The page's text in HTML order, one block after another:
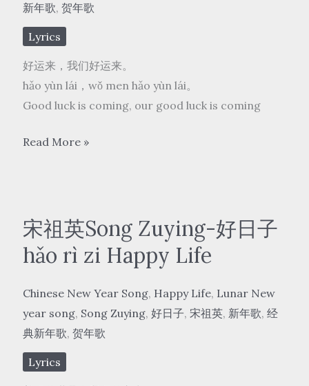
新年歌, 贺年歌
Lyrics
好运来，我们好运来。
hǎo yùn lái，wǒ men hǎo yùn lái。
Good luck is coming, our good luck is coming
祖
–
好
运
hǎo
yùn
lái
Good
Read More »
宋祖英Song Zuying-好日子
hǎo rì zi Happy Life
Chinese New Year Song, Happy Life, Lunar New
year song, Song Zuying, 好日子, 宋祖英, 新年歌, 经
典新年歌, 贺年歌
Lyrics